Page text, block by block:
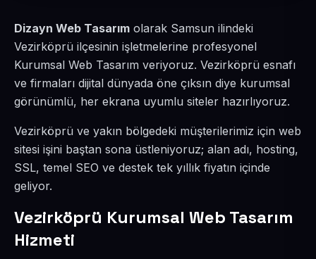
Dizayn Web Tasarım olarak Samsun ilindeki
Vezirköprü ilçesinin işletmelerine profesyonel
Kurumsal Web Tasarım veriyoruz. Vezirköprü esnafı
ve firmaları dijital dünyada öne çıksın diye kurumsal
görünümlü, her ekrana uyumlu siteler hazırlıyoruz.
Vezirköprü ve yakın bölgedeki müşterilerimiz için web
sitesi işini baştan sona üstleniyoruz; alan adı, hosting,
SSL, temel SEO ve destek tek yıllık fiyatın içinde
geliyor.
Vezirköprü Kurumsal Web Tasarım
Hizmeti